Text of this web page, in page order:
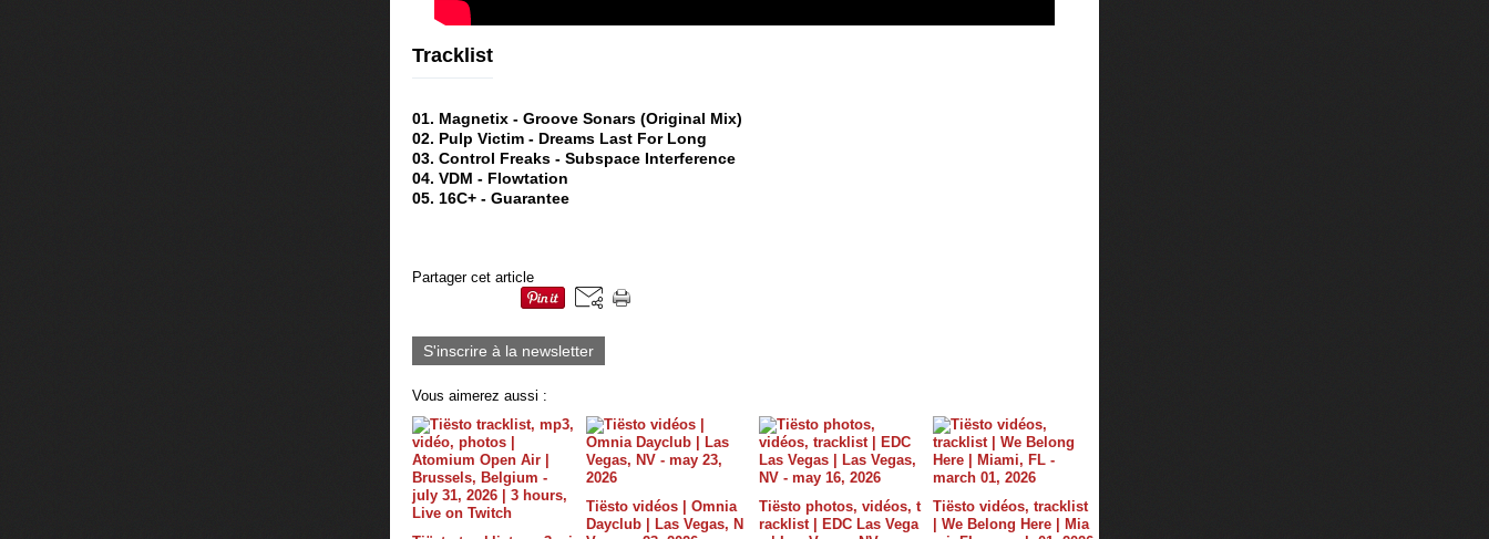
Tracklist
01. Magnetix - Groove Sonars (Original Mix)
02. Pulp Victim - Dreams Last For Long
03. Control Freaks - Subspace Interference
04. VDM - Flowtation
05. 16C+ - Guarantee
Partager cet article
S'inscrire à la newsletter
Vous aimerez aussi :
Tiësto vidéos | Omnia
Dayclub | Las Vegas, N
Tiësto photos, vidéos, t
racklist | EDC Las Vega
Tiësto vidéos, tracklist
| We Belong Here | Mia